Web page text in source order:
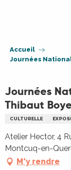
Accueil
Journées
Journées
Thibaut
CULTURELLE
Atelier Hector, 4
Montcuq-en-
M'y rendre